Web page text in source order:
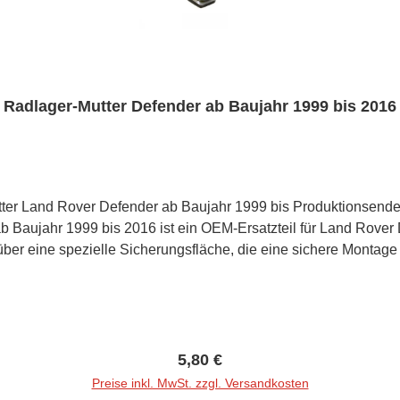
Radlager-Mutter Defender ab Baujahr 1999 bis 2016
Land Rover Defender ab Baujahr 1999 bis
eine spezielle Sicherungsfläche, die eine sichere
Regulärer Preis:
5,80 €
Preise inkl. MwSt. zzgl. Versandkosten
In den Warenkorb